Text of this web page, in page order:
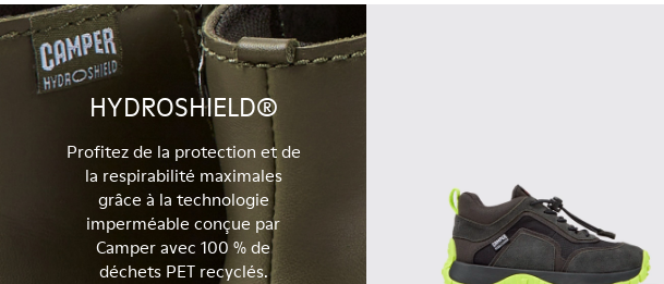
HYDROSHIELD®
Profitez de la protection et de
la respirabilité maximales
grâce à la technologie
imperméable conçue par
Camper avec 100 % de
déchets PET recyclés.